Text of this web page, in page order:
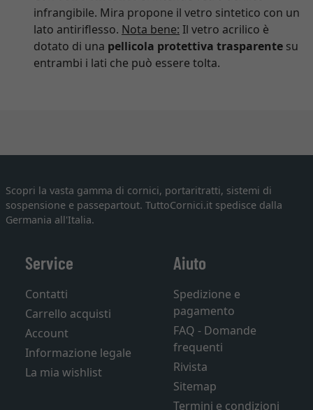
infrangibile. Mira propone il vetro sintetico con un
lato antiriflesso. Nota bene: Il vetro acrilico è
dotato di una pellicola protettiva trasparente su
entrambi i lati che può essere tolta.
Scopri la vasta gamma di cornici, portaritratti, sistemi di
sospensione e passepartout. TuttoCornici.it spedisce dalla
Germania all'Italia.
Service
Contatti
Carrello acquisti
Account
Informazione legale
La mia wishlist
Aiuto
Spedizione e
pagamento
FAQ - Domande
frequenti
Rivista
Sitemap
Termini e condizioni